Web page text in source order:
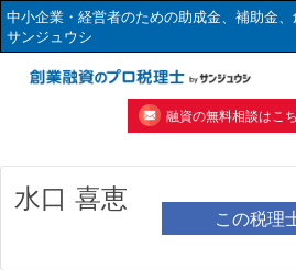
中小企業・経営者のための助成金、補助金
サンジュウシ
融資の無料相談はこ
水口 喜恵
この税理